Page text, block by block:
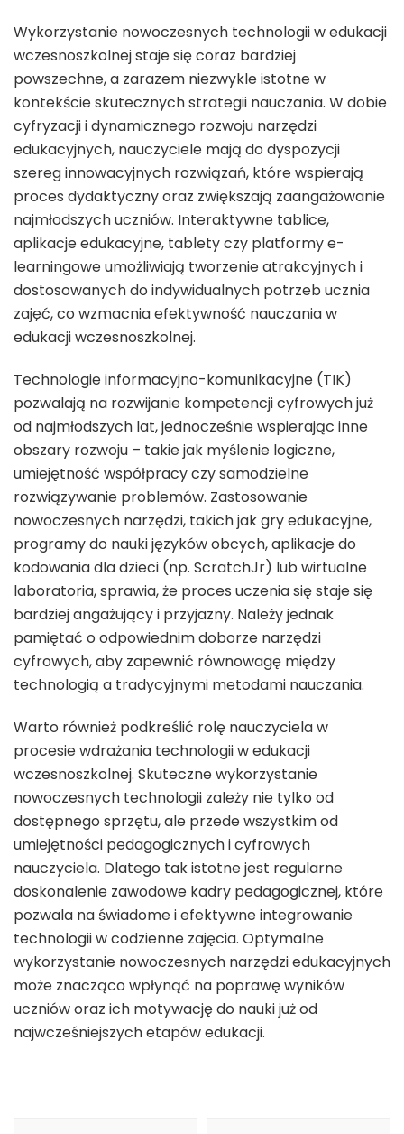
Wykorzystanie nowoczesnych technologii w edukacji
wczesnoszkolnej staje się coraz bardziej
powszechne, a zarazem niezwykle istotne w
kontekście skutecznych strategii nauczania. W dobie
cyfryzacji i dynamicznego rozwoju narzędzi
edukacyjnych, nauczyciele mają do dyspozycji
szereg innowacyjnych rozwiązań, które wspierają
proces dydaktyczny oraz zwiększają zaangażowanie
najmłodszych uczniów. Interaktywne tablice,
aplikacje edukacyjne, tablety czy platformy e-
learningowe umożliwiają tworzenie atrakcyjnych i
dostosowanych do indywidualnych potrzeb ucznia
zajęć, co wzmacnia efektywność nauczania w
edukacji wczesnoszkolnej.
Technologie informacyjno-komunikacyjne (TIK)
pozwalają na rozwijanie kompetencji cyfrowych już
od najmłodszych lat, jednocześnie wspierając inne
obszary rozwoju – takie jak myślenie logiczne,
umiejętność współpracy czy samodzielne
rozwiązywanie problemów. Zastosowanie
nowoczesnych narzędzi, takich jak gry edukacyjne,
programy do nauki języków obcych, aplikacje do
kodowania dla dzieci (np. ScratchJr) lub wirtualne
laboratoria, sprawia, że proces uczenia się staje się
bardziej angażujący i przyjazny. Należy jednak
pamiętać o odpowiednim doborze narzędzi
cyfrowych, aby zapewnić równowagę między
technologią a tradycyjnymi metodami nauczania.
Warto również podkreślić rolę nauczyciela w
procesie wdrażania technologii w edukacji
wczesnoszkolnej. Skuteczne wykorzystanie
nowoczesnych technologii zależy nie tylko od
dostępnego sprzętu, ale przede wszystkim od
umiejętności pedagogicznych i cyfrowych
nauczyciela. Dlatego tak istotne jest regularne
doskonalenie zawodowe kadry pedagogicznej, które
pozwala na świadome i efektywne integrowanie
technologii w codzienne zajęcia. Optymalne
wykorzystanie nowoczesnych narzędzi edukacyjnych
może znacząco wpłynąć na poprawę wyników
uczniów oraz ich motywację do nauki już od
najwcześniejszych etapów edukacji.